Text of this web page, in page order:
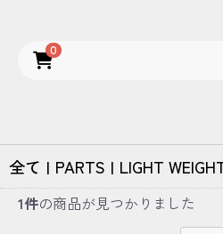
0
全て | PARTS | LIGHT
1件の商品が見つかりました